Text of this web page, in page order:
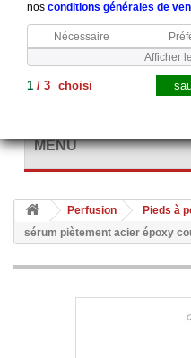
MENU
Perfusion Pieds à
sérum piètement acier époxy
nos conditions générales de
Nécessaire
Afficher
1 /3 choisi